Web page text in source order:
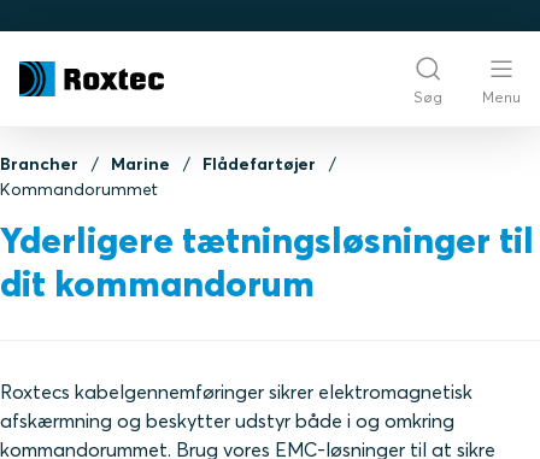
Søg Menu
Brancher Marine
Flådefartøjer
Kommandorummet
Yderligere tætningsløsninger til
dit kommandorum
Roxtecs kabelgennemføringer sikrer elektromagnetisk
afskærmning og beskytter udstyr både i og omkring
kommandorummet. Brug vores EMC-løsninger til at sikre